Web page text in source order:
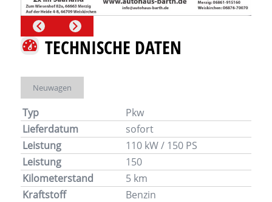
TECHNISCHE DATEN
Neuwagen
Typ
Pkw
Lieferdatum
sofort
Leistung
110 kW / 150 PS
Leistung
150
Kilometerstand
5 km
Kraftstoff
Benzin